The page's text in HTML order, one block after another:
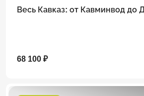
Весь Кавказ: от Кавминвод до
68 100 ₽